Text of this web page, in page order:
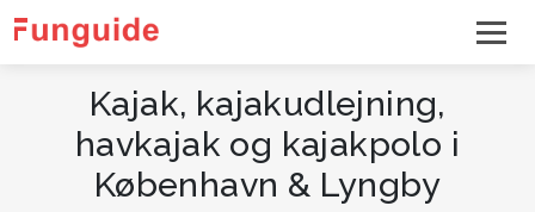
Kajak, kajakudlejning,
havkajak og kajakpolo i
København & Lyngby